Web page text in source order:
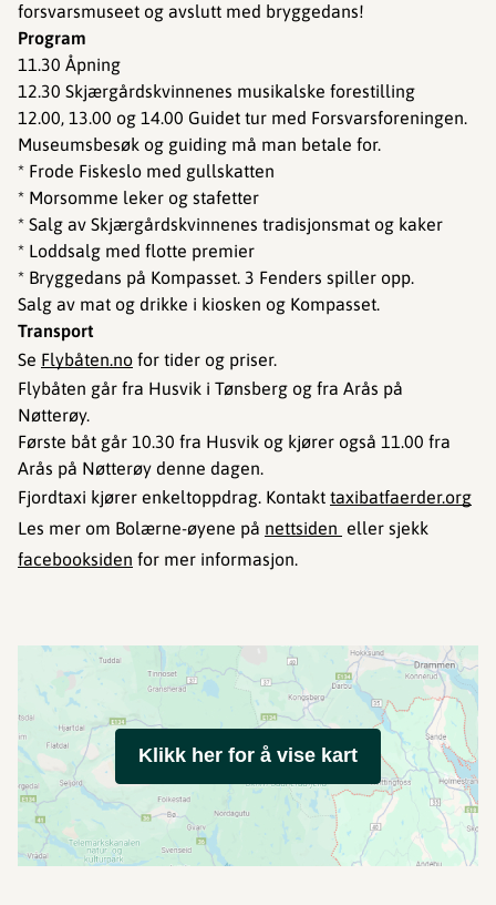
forsvarsmuseet og avslutt med bryggedans!
Program
11.30 Åpning
12.30 Skjærgårdskvinnenes musikalske forestilling
12.00, 13.00 og 14.00 Guidet tur med Forsvarsforeningen.
Museumsbesøk og guiding må man betale for.
* Frode Fiskeslo med gullskatten
* Morsomme leker og stafetter
* Salg av Skjærgårdskvinnenes tradisjonsmat og kaker
* Loddsalg med flotte premier
* Bryggedans på Kompasset. 3 Fenders spiller opp.
Salg av mat og drikke i kiosken og Kompasset.
Transport
Se Flybåten.no for tider og priser.
Flybåten går fra Husvik i Tønsberg og fra Arås på
Nøtterøy.
Første båt går 10.30 fra Husvik og kjører også 11.00 fra
Arås på Nøtterøy denne dagen.
Fjordtaxi kjører enkeltoppdrag. Kontakt taxibatfaerder.org
Les mer om Bolærne-øyene på nettsiden eller sjekk
facebooksiden for mer informasjon.
Klikk her for å vise kart